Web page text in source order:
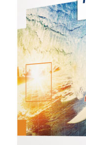
for precision
of industrial cameras